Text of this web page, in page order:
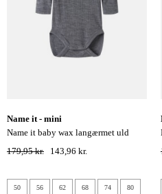
name it - mini
name it baby wax langærmet uld
bodystocking - folkstone gray
179,95 kr. 143,96 kr.
50 56 62 68 74 80